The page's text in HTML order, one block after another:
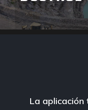
La aplicación